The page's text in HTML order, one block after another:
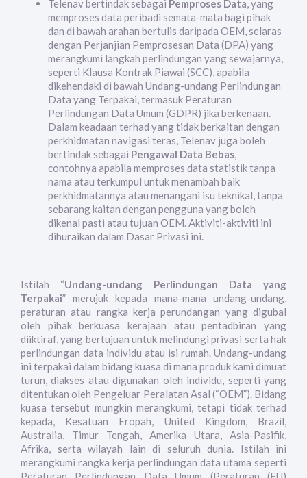
Telenav bertindak sebagai Pemproses Data, yang
memproses data peribadi semata-mata bagi pihak
dan di bawah arahan bertulis daripada OEM, selaras
dengan Perjanjian Pemprosesan Data (DPA) yang
merangkumi langkah perlindungan yang sewajarnya,
seperti Klausa Kontrak Piawai (SCC), apabila
dikehendaki di bawah Undang-undang Perlindungan
Data yang Terpakai, termasuk Peraturan
Perlindungan Data Umum (GDPR) jika berkenaan.
Dalam keadaan terhad yang tidak berkaitan dengan
perkhidmatan navigasi teras, Telenav juga boleh
bertindak sebagai Pengawal Data Bebas,
contohnya apabila memproses data statistik tanpa
nama atau terkumpul untuk menambah baik
perkhidmatannya atau menangani isu teknikal, tanpa
sebarang kaitan dengan pengguna yang boleh
dikenal pasti atau tujuan OEM. Aktiviti-aktiviti ini
dihuraikan dalam Dasar Privasi ini.
Istilah “Undang-undang Perlindungan Data yang
Terpakai” merujuk kepada mana-mana undang-undang,
peraturan atau rangka kerja perundangan yang digubal
oleh pihak berkuasa kerajaan atau pentadbiran yang
diiktiraf, yang bertujuan untuk melindungi privasi serta hak
perlindungan data individu atau isi rumah. Undang-undang
ini terpakai dalam bidang kuasa di mana produk kami dimuat
turun, diakses atau digunakan oleh individu, seperti yang
ditentukan oleh Pengeluar Peralatan Asal (“OEM”). Bidang
kuasa tersebut mungkin merangkumi, tetapi tidak terhad
kepada, Kesatuan Eropah, United Kingdom, Brazil,
Australia, Timur Tengah, Amerika Utara, Asia-Pasifik,
Afrika, serta wilayah lain di seluruh dunia. Istilah ini
merangkumi rangka kerja perlindungan data utama seperti